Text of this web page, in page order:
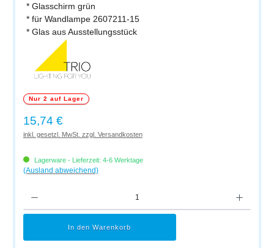
* Glasschirm grün
* für Wandlampe 2607211-15
* Glas aus Ausstellungsstück
Nur 2 auf Lager
Regulärer Preis:
15,74 €
inkl. gesetzl. MwSt. zzgl. Versandkosten
Lagerware - Lieferzeit: 4-6 Werktage
(Ausland abweichend)
In den Warenkorb